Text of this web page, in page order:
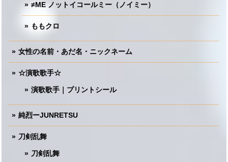
≠ME ノットイコールミー（ノイミー）
ももクロ
女性の名前・あだ名・ニックネーム
☆演歌歌手☆
演歌歌手｜プリントシール
純烈ーJUNRETSU
刀剣乱舞
刀剣乱舞